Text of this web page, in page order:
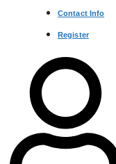
Contact Info
Register